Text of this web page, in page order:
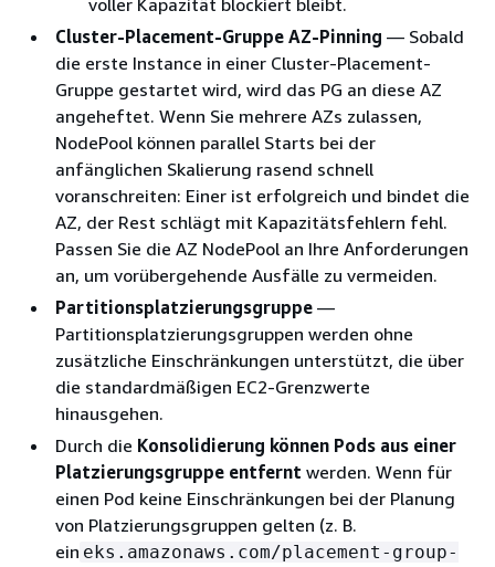
voller Kapazität blockiert bleibt.
Cluster-Placement-Gruppe AZ-Pinning — Sobald
die erste Instance in einer Cluster-Placement-
Gruppe gestartet wird, wird das PG an diese AZ
angeheftet. Wenn Sie mehrere AZs zulassen,
NodePool können parallel Starts bei der
anfänglichen Skalierung rasend schnell
voranschreiten: Einer ist erfolgreich und bindet die
AZ, der Rest schlägt mit Kapazitätsfehlern fehl.
Passen Sie die AZ NodePool an Ihre Anforderungen
an, um vorübergehende Ausfälle zu vermeiden.
Partitionsplatzierungsgruppe —
Partitionsplatzierungsgruppen werden ohne
zusätzliche Einschränkungen unterstützt, die über
die standardmäßigen EC2-Grenzwerte
hinausgehen.
Durch die Konsolidierung können Pods aus einer
Platzierungsgruppe entfernt werden. Wenn für
einen Pod keine Einschränkungen bei der Planung
von Platzierungsgruppen gelten (z. B.
ein eks.amazonaws.com/placement-group-